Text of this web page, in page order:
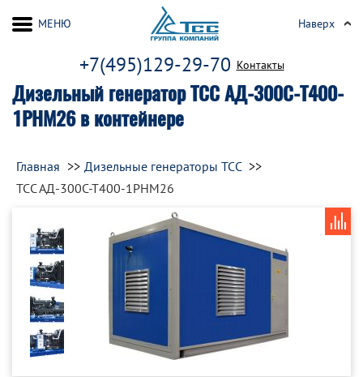
Дизельный генератор ТСС АД-300С-Т400-
1РНМ26 в контейнере
+7(495)129-29-70 Контакты
МЕНЮ Наверх
Главная
Дизельные генераторы ТСС
ТСС АД-300С-Т400-1РНМ26